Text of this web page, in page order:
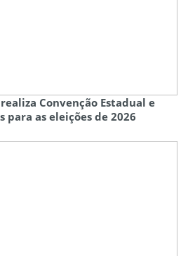
realiza Convenção Estadual e
as eleições de 2026